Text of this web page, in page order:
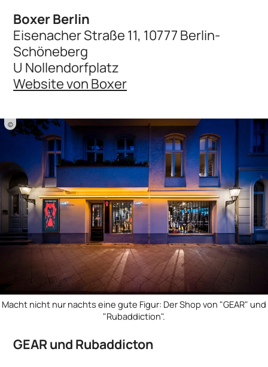
Boxer Berlin
Eisenacher Straße 11, 10777 Berlin-
Schöneberg
U Nollendorfplatz
Website von Boxer
©
Macht nicht nur nachts eine gute Figur: Der Shop von "GEAR" und
"Rubaddiction".
GEAR und Rubaddicton